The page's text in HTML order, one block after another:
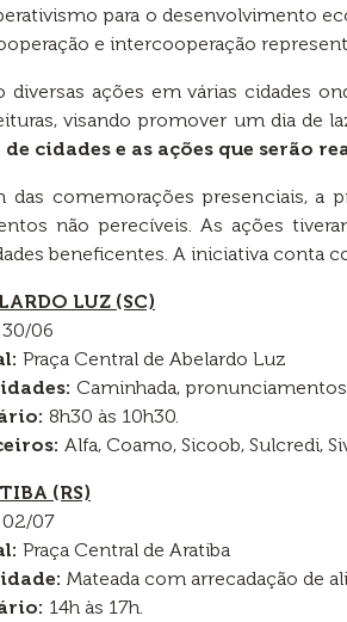
para o desenvolvimento
e intercooperação
diversas ações em várias cidades
visando promover um dia de
cidades e as ações que serão
das comemorações presenciais, a
não perecíveis. As ações
beneficentes. A iniciativa conta
LUZ (SC)
30/06
Praça Central de Abelardo Luz
Caminhada,
8h30 às 10h30.
Alfa, Coamo, Sicoob, Sulcredi,
(RS)
02/07
Praça Central de Aratiba
Mateada com arrecadação de
14h às 17h.